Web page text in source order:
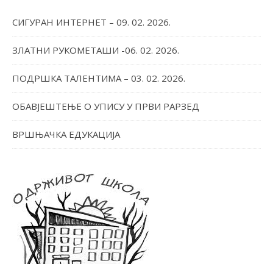
СИГУРАН ИНТЕРНЕТ – 09. 02. 2026.
ЗЛАТНИ РУКОМЕТАШИ -06. 02. 2026.
ПОДРШКА ТАЛЕНТИМА – 03. 02. 2026.
ОБАВЈЕШТЕЊЕ О УПИСУ У ПРВИ РАРЗЕД
ВРШЊАЧКА ЕДУКАЦИЈА